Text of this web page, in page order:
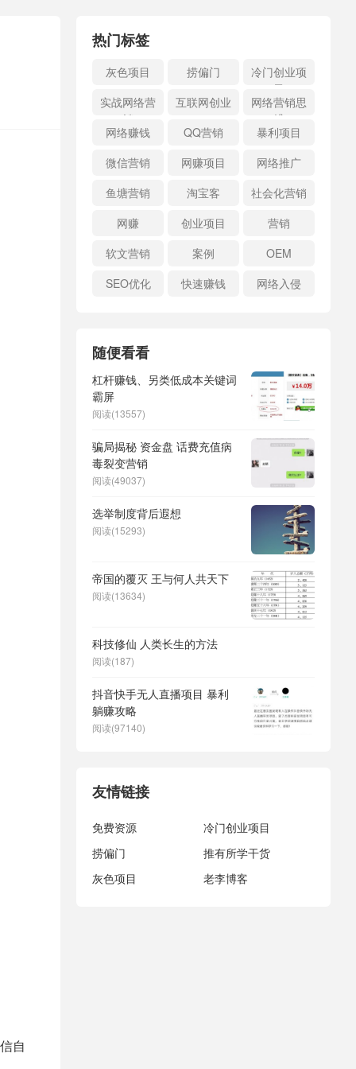
自
热门标签
灰色项目 捞偏门
冷门创业项
目
实战网络营
销
互联网创业
网络营销思
维
网络赚钱
QQ营销
暴利项目
微信营销
网赚项目
网络推广
鱼塘营销
淘宝客
社会化营销
网赚
创业项目
营销
软文营销
案例
OEM
SEO优化
快速赚钱 网络入侵
随便看看
杠杆赚钱、另类低成本关键词
霸屏
阅读(13557)
骗局揭秘 资金盘 话费充值病
毒裂变营销
阅读(49037)
选举制度背后遐想
阅读(15293)
帝国的覆灭 王与何人共天下
阅读(13634)
科技修仙 人类长生的方法
阅读(187)
抖音快手无人直播项目 暴利
躺赚攻略
阅读(97140)
友情链接
免费资源
冷门创业项目
捞偏门
推有所学干货
灰色项目
老李博客